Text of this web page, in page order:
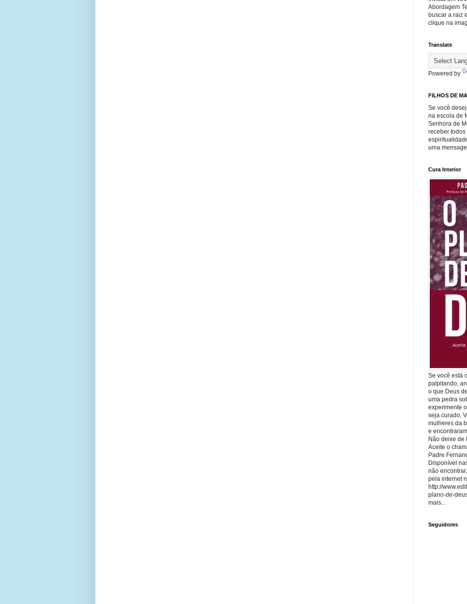
Abordagem
buscar a raiz
clique na
Translate
Powered by
FILHOS DE
Se você
na escola de
Senhora de
receber todos
uma
Cura Interior
Se você está
palpitando,
o que Deus
uma pedra
experimente
seja curado,
mulheres da
e
Não deixe de
Aceite o
Padre
Disponível
não
pela internet
http://
plano-de-
mais...
Seguidores